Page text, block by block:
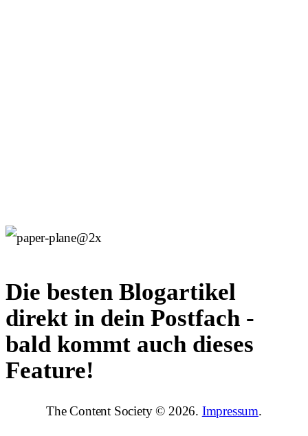
Die besten Blogartikel
direkt in dein Postfach -
bald kommt auch dieses
Feature!
The Content Society © 2026. Impressum.